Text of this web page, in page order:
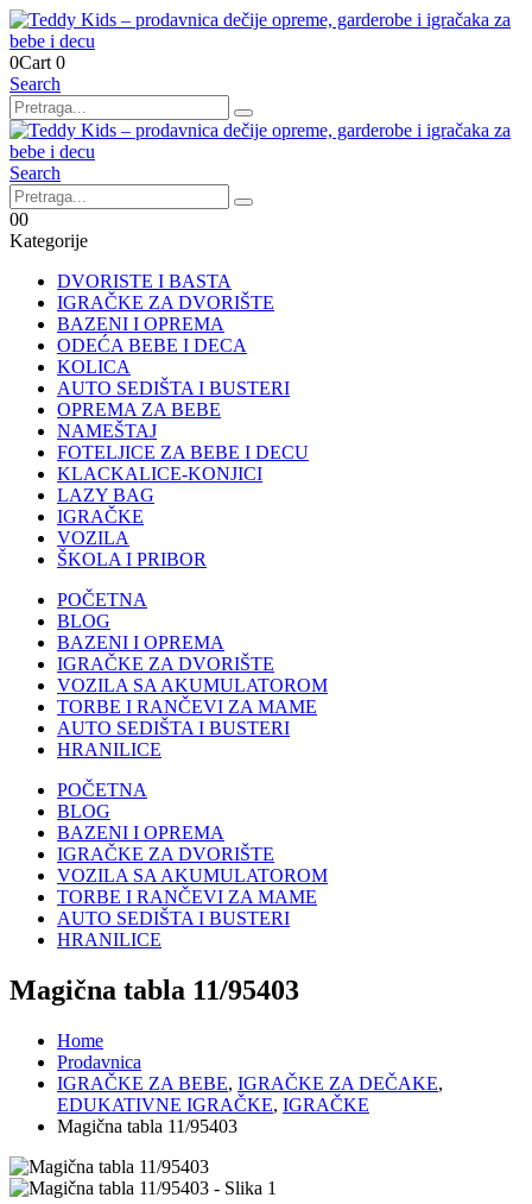
0Cart 0
Search
Search
00
Kategorije
DVORISTE I BASTA
IGRAČKE ZA DVORIŠTE
BAZENI I OPREMA
ODEĆA BEBE I DECA
KOLICA
AUTO SEDIŠTA I BUSTERI
OPREMA ZA BEBE
NAMEŠTAJ
FOTELJICE ZA BEBE I DECU
KLACKALICE-KONJICI
LAZY BAG
IGRAČKE
VOZILA
ŠKOLA I PRIBOR
POČETNA
BLOG
BAZENI I OPREMA
IGRAČKE ZA DVORIŠTE
VOZILA SA AKUMULATOROM
TORBE I RANČEVI ZA MAME
AUTO SEDIŠTA I BUSTERI
HRANILICE
POČETNA
BLOG
BAZENI I OPREMA
IGRAČKE ZA DVORIŠTE
VOZILA SA AKUMULATOROM
TORBE I RANČEVI ZA MAME
AUTO SEDIŠTA I BUSTERI
HRANILICE
Magična tabla 11/95403
Home
Prodavnica
IGRAČKE ZA BEBE, IGRAČKE ZA DEČAKE,
EDUKATIVNE IGRAČKE, IGRAČKE
Magična tabla 11/95403